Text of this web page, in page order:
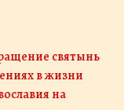
святынь
в жизни
на